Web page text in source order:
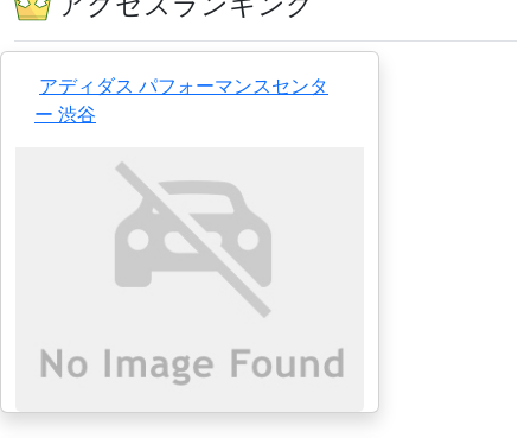
アディダス パフォーマンスセンタ
ー 渋谷